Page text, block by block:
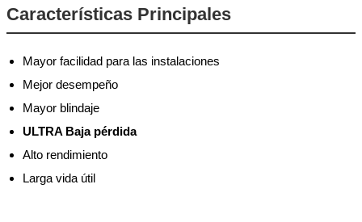
Características Principales
Mayor facilidad para las instalaciones
Mejor desempeño
Mayor blindaje
ULTRA Baja pérdida
Alto rendimiento
Larga vida útil